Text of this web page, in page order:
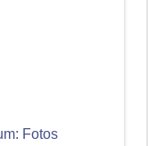
Fotos